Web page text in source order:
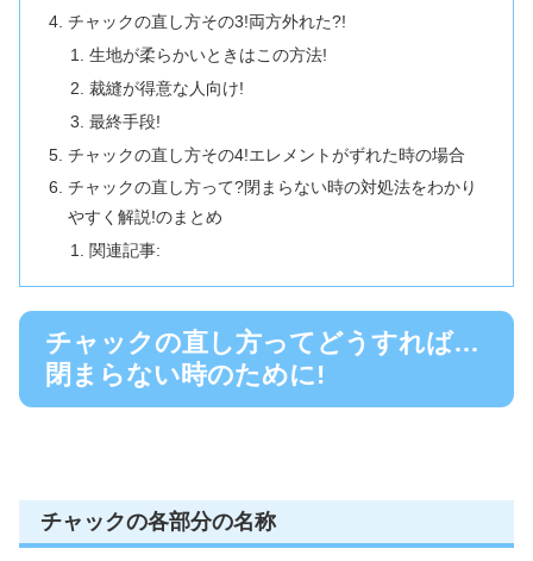
チャックの直し方その3!両方外れた?!
生地が柔らかいときはこの方法!
裁縫が得意な人向け!
最終手段!
チャックの直し方その4!エレメントがずれた時の場合
チャックの直し方って?閉まらない時の対処法をわかり
やすく解説!のまとめ
関連記事:
チャックの直し方ってどうすれば…
閉まらない時のために!
チャックの各部分の名称